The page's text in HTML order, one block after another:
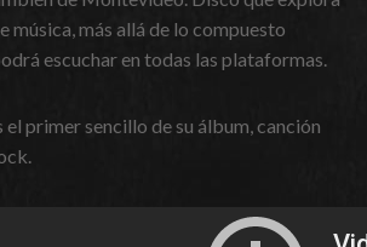
música, más allá de lo compuesto
escuchar en todas las plataformas.
el primer sencillo de su álbum, canción